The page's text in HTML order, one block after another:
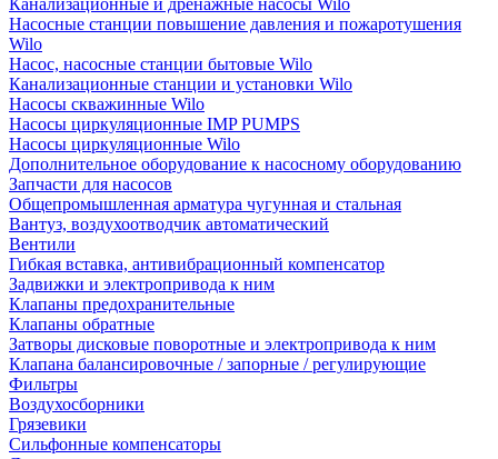
Канализационные и дренажные насосы Wilo
Насосные станции повышение давления и пожаротушения
Wilo
Насос, насосные станции бытовые Wilo
Канализационные станции и установки Wilo
Насосы скважинные Wilo
Насосы циркуляционные IMP PUMPS
Насосы циркуляционные Wilo
Дополнительное оборудование к насосному оборудованию
Запчасти для насосов
Общепромышленная арматура чугунная и стальная
Вантуз, воздухоотводчик автоматический
Вентили
Гибкая вставка, антивибрационный компенсатор
Задвижки и электропривода к ним
Клапаны предохранительные
Клапаны обратные
Затворы дисковые поворотные и электропривода к ним
Клапана балансировочные / запорные / регулирующие
Фильтры
Воздухосборники
Грязевики
Сильфонные компенсаторы